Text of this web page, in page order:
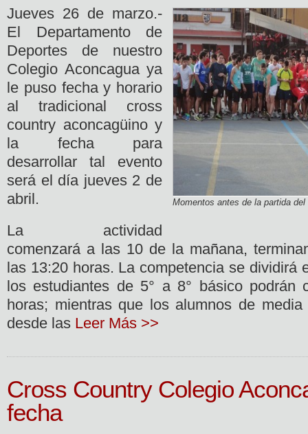
Momentos antes de la partida
Jueves 26 de marzo.-
El Departamento de
Deportes de nuestro
Colegio Aconcagua ya
le puso fecha y horario
al tradicional cross
country aconcagüino y
la fecha para
desarrollar tal evento
será el día jueves 2 de
abril.
La actividad
comenzará a las 10 de la mañana,
las 13:20 horas. La competencia se dividirá
los estudiantes de 5° a 8° básico podrán
horas; mientras que los alumnos de
desde las Leer Más >>
Cross Country Colegio
fecha